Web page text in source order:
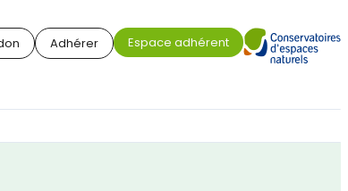
Adhérer Espace adhérent